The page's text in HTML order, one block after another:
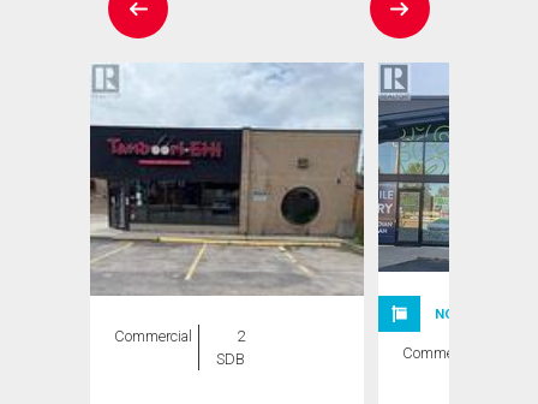
Commercial
2
SDB
NOUVELLE
Commercial